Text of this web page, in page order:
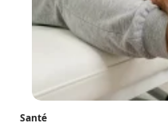
Santé